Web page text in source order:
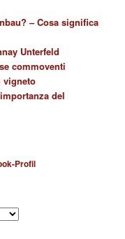
– Cosa significa
Unterfeld
commoventi
vigneto
del